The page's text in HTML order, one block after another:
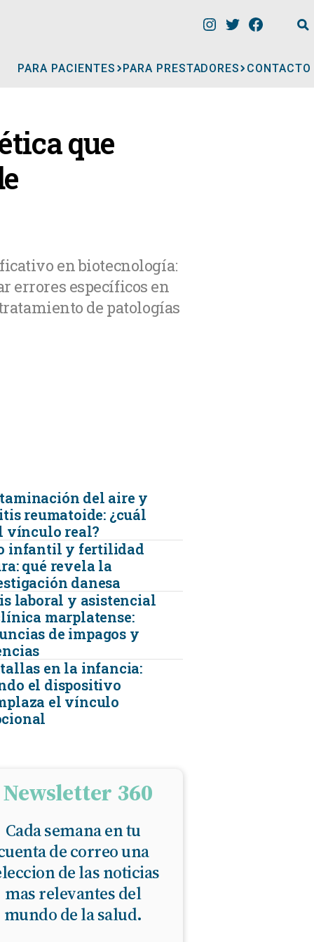
PARA PACIENTES
LABORATORIOS
ÓPTICAS
KINESIOLOGÍA
TRAUMATOLOGIA
PARA PRESTADORES CONTACTO
que
en biotecnología:
errores específicos en
de patologías
del aire y
reumatoide: ¿cuál
vínculo real?
infantil y fertilidad
qué revela la
danesa
laboral y asistencial
marplatense:
de impagos y
en la infancia:
el dispositivo
el vínculo
Newsletter 360
Cada semana en tu
de correo una
de las noticias
mas relevantes del
mundo de la salud.